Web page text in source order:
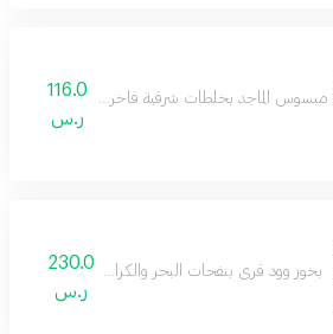
مبسوس الماجد بخلطات شرقية فاخرة وكسر عود يمنح
116.0
ر.س
بخور وود قري بنفحات البحر والكراميل والجلد
230.0
ر.س